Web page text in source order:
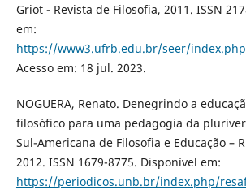
Griot - Revista de Filosofia, 2011. ISSN
em:
https://www3.ufrb.edu.br/seer/
Acesso em: 18 jul. 2023.
NOGUERA, Renato. Denegrindo a
filosófico para uma pedagogia da
Sul-Americana de Filosofia e Educação –
2012. ISSN 1679-8775. Disponível em:
https://periodicos.unb.br/index.php/